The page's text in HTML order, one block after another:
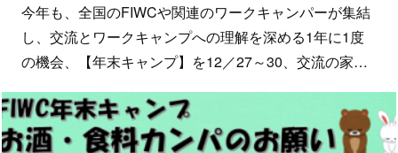
今年も、全国のFIWCや関連のワークキャンパーが集結
し、交流とワークキャンプへの理解を深める1年に1度
の機会、【年末キャンプ】を12／27～30、交流の家…